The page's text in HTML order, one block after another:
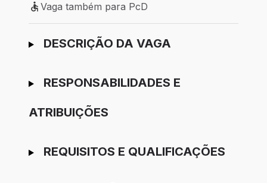
Vaga também para PcD
Vaga também para PcD
Ir para candidatura
DESCRIÇÃO DA VAGA
RESPONSABILIDADES E
ATRIBUIÇÕES
REQUISITOS E QUALIFICAÇÕES